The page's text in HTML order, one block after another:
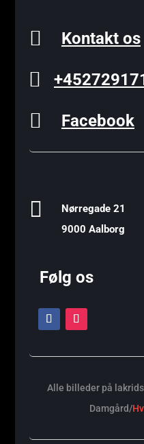
 Kontakt os

 Facebook

Nørregade 21
9000 Aalborg
Følg os
Alle billeder på
Damgård/